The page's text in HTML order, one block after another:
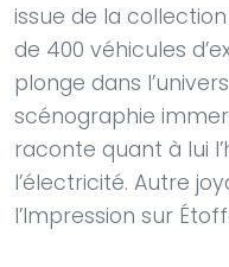
issue de la
de 400 véhicules
plonge dans
scénographie
raconte quant à lui
l’électricité. Autre
l’Impression sur